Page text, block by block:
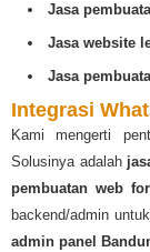
Jasa
Jasa website
Jasa
Integrasi
Kami mengerti
Solusinya adalah
pembuatan web
backend/admin
admin panel